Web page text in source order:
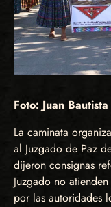
Foto: Juan
La caminata
al Juzgado de Paz
dijeron consignas
Juzgado no
por las autoridades